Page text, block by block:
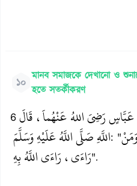
১০
মানব সমাজকে দেখানো ও
হতে সতর্কীকরণ
6 رَضِيَ اللهُ عَنْهُماَ، قَالَ
اللَّهِ صَلَّى اللَّهُ عَلَيْهِ وَسَلَّمَ: "
رَاءَى، رَاءَى اللَّهُ بِهِ".